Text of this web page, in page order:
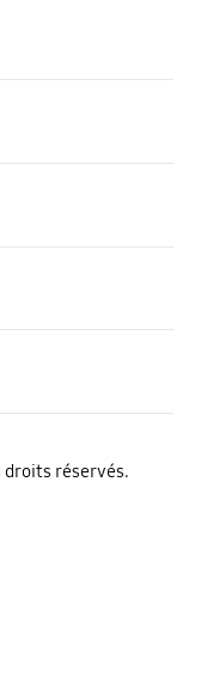
droits réservés.